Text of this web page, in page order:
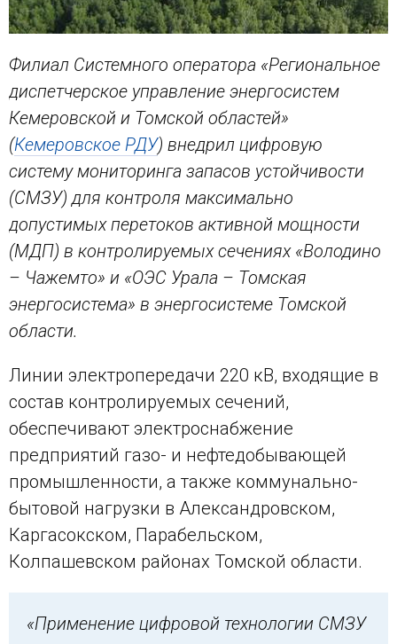
Филиал Системного оператора «Региональное
диспетчерское управление энергосистем
Кемеровской и Томской областей»
(Кемеровское РДУ) внедрил цифровую
систему мониторинга запасов устойчивости
(СМЗУ) для контроля максимально
допустимых перетоков активной мощности
(МДП) в контролируемых сечениях «Володино
– Чажемто» и «ОЭС Урала – Томская
энергосистема» в энергосистеме Томской
области.
Линии электропередачи 220 кВ, входящие в
состав контролируемых сечений,
обеспечивают электроснабжение
предприятий газо- и нефтедобывающей
промышленности, а также коммунально-
бытовой нагрузки в Александровском,
Каргасокском, Парабельском,
Колпашевском районах Томской области.
«Применение цифровой технологии СМЗУ